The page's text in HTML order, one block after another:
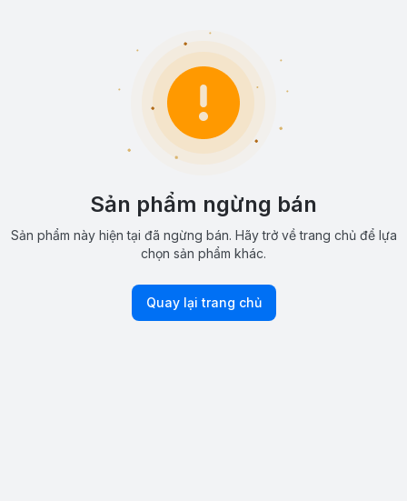
Sản phẩm ngừng bán
Sản phẩm này hiện tại đã ngừng bán. Hãy trở về trang chủ để lựa
chọn sản phẩm khác.
Quay lại trang chủ